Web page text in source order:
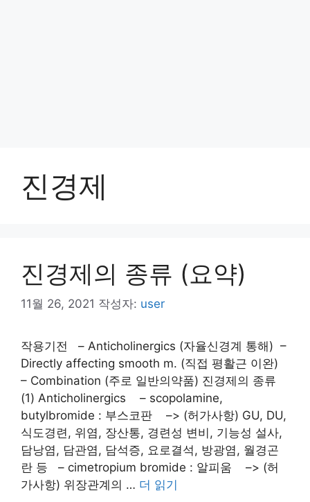
진경제
진경제의 종류 (요약)
11월 26, 2021 작성자: user
작용기전 – Anticholinergics (자율신경계 통해) –
Directly affecting smooth m. (직접 평활근 이완)
– Combination (주로 일반의약품) 진경제의 종류
(1) Anticholinergics – scopolamine,
butylbromide : 부스코판 –> (허가사항) GU, DU,
식도경련, 위염, 장산통, 경련성 변비, 기능성 설사,
담낭염, 담관염, 담석증, 요로결석, 방광염, 월경곤
란 등 – cimetropium bromide : 알피움 –> (허
가사항) 위장관계의 … 더 읽기